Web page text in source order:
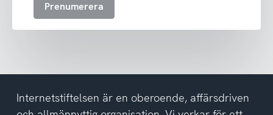
del
av
Prenumerera
Internetstiftelsen är en oberoende, affärsdriven